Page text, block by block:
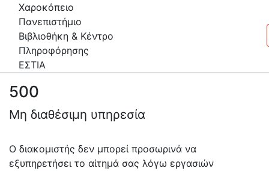
Χαροκόπειο
Πανεπιστήμιο
Βιβλιοθήκη & Κέντρο
Πληροφόρησης
ΕΣΤΙΑ
Πληροφορίες
Επικοινωνία
Υπηρεσίες
Αυτοαπόθεσης
500
Μη διαθέσιμη υπηρεσία
Ο διακομιστής δεν μπορεί προσωρινά να
εξυπηρετήσει το αίτημά σας λόγω εργασιών